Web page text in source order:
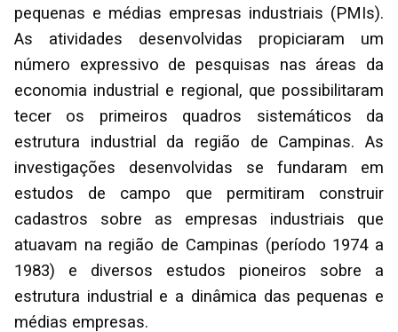
pequenas e médias empresas industriais (PMIs).
As atividades desenvolvidas propiciaram um
número expressivo de pesquisas nas áreas da
economia industrial e regional, que possibilitaram
tecer os primeiros quadros sistemáticos da
estrutura industrial da região de Campinas. As
investigações desenvolvidas se fundaram em
estudos de campo que permitiram construir
cadastros sobre as empresas industriais que
atuavam na região de Campinas (período 1974 a
1983) e diversos estudos pioneiros sobre a
estrutura industrial e a dinâmica das pequenas e
médias empresas.